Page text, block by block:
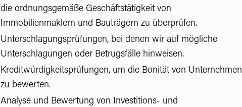
die ordnungsgemäße Geschäftstätigkeit von
Immobilienmaklern und Bauträgern zu überprüfen.
Unterschlagungsprüfungen, bei denen wir auf mögliche
Unterschlagungen oder Betrugsfälle hinweisen.
Kreditwürdigkeitsprüfungen, um die Bonität von Unternehmen
zu bewerten.
Analyse und Bewertung von Investitions- und